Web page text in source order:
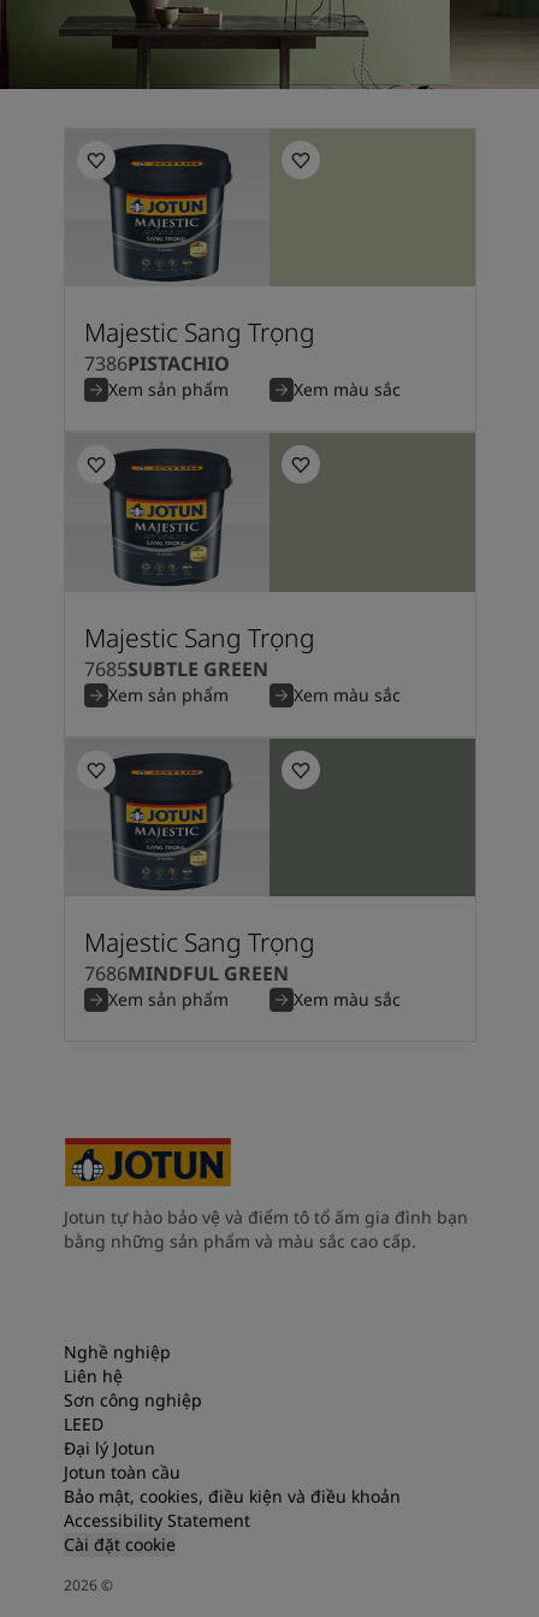
Majestic Sang Trọng
7386PISTACHIO
Xem sản phẩm Xem màu sắc
Majestic Sang Trọng
7685SUBTLE GREEN
Xem sản phẩm Xem màu sắc
Majestic Sang Trọng
7686MINDFUL GREEN
Xem sản phẩm Xem màu sắc
Jotun tự hào bảo vệ và điểm tô tổ ấm gia đình bạn
bằng những sản phẩm và màu sắc cao cấp.
Nghề nghiệp
Liên hệ
Sơn công nghiệp
LEED
Đại lý Jotun
Jotun toàn cầu
Bảo mật, cookies, điều kiện và điều khoản
Accessibility Statement
Cài đặt cookie
2026©